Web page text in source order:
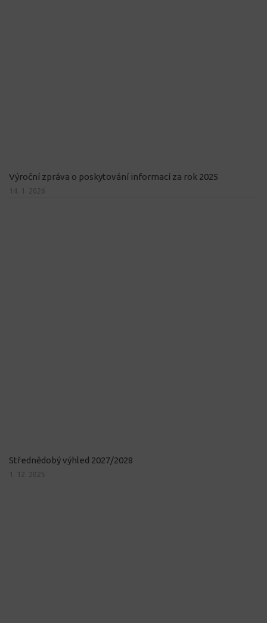
Výroční zpráva o poskytování informací za rok 2025
14. 1. 2026
Střednědobý výhled 2027/2028
1. 12. 2025